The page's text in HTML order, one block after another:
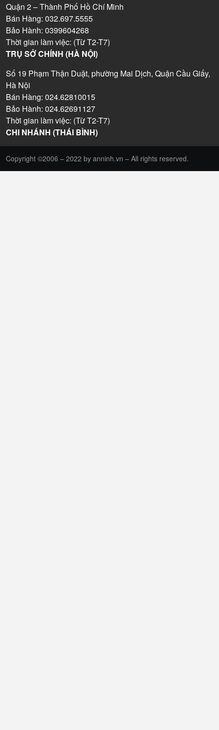
Quận 2 – Thành Phố Hồ Chí Minh
Bán Hàng: 032.697.5555
Bảo Hành: 0399604268
Thời gian làm việc: (Từ T2-T7)
TRỤ SỞ CHÍNH (HÀ NỘI)
Số 19 Phạm Thận Duật, phường Mai Dịch, Quận Cầu Giấy,
Hà Nội
Bán Hàng: 024.62810015
Bảo Hành: 024.62691127
Thời gian làm việc: (Từ T2-T7)
CHI NHÁNH (THÁI BÌNH)
Copyright ©2006 – 2022 by anninh.vn – All rights reserved.